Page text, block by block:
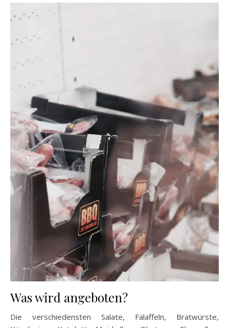
Was wird angeboten?
Die verschiedensten Salate, Falaffeln, Bratwürste,